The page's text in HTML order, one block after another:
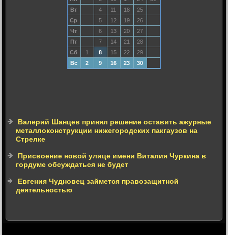
Вт
4 11 18
25
Ср
5 12 19
26
Чт
6 13 20
27
Пт
7 14 21
28
Сб
1 8 15 22
29
Вс
2 9 16 23 30
Валерий Шанцев принял решение оставить ажурные
металлоконструкции нижегородских пакгаузов на
Стрелке
Присвоение новой улице имени Виталия Чуркина в
гордуме обсуждаться не будет
Евгения Чудновец займется правозащитной
деятельностью